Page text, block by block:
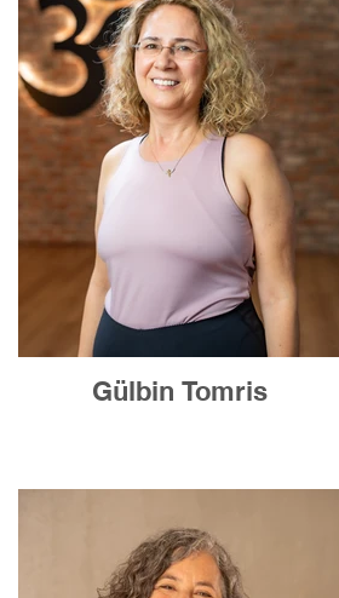
Gülbin Tomris